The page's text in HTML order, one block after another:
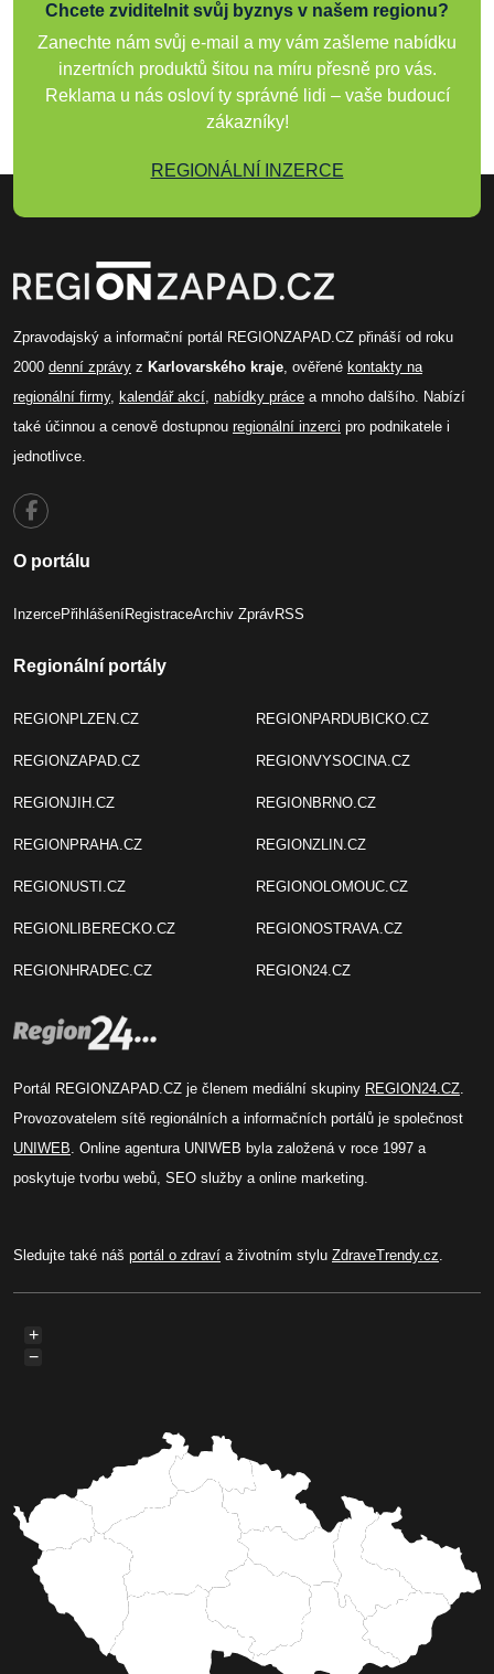
Chcete zviditelnit svůj byznys v našem regionu?
Zanechte nám svůj e-mail a my vám zašleme nabídku
inzertních produktů šitou na míru přesně pro vás.
Reklama u nás osloví ty správné lidi – vaše budoucí
zákazníky!
REGIONÁLNÍ INZERCE
Zpravodajský a informační portál REGIONZAPAD.CZ přináší od roku
2000 denní zprávy z Karlovarského kraje, ověřené kontakty na
regionální firmy, kalendář akcí, nabídky práce a mnoho dalšího. Nabízí
také účinnou a cenově dostupnou regionální inzerci pro podnikatele i
jednotlivce.
O portálu
InzercePřihlášeníRegistraceArchiv ZprávRSS
Regionální portály
REGIONPLZEN.CZ
REGIONZAPAD.CZ
REGIONJIH.CZ
REGIONPRAHA.CZ
REGIONUSTI.CZ
REGIONLIBERECKO.CZ
REGIONHRADEC.CZ
REGIONPARDUBICKO.CZ
REGIONVYSOCINA.CZ
REGIONBRNO.CZ
REGIONZLIN.CZ
REGIONOLOMOUC.CZ
REGIONOSTRAVA.CZ
REGION24.CZ
Portál REGIONZAPAD.CZ je členem mediální skupiny REGION24.CZ.
Provozovatelem sítě regionálních a informačních portálů je společnost
UNIWEB. Online agentura UNIWEB byla založená v roce 1997 a
poskytuje tvorbu webů, SEO služby a online marketing.
Sledujte také náš portál o zdraví a životním stylu ZdraveTrendy.cz.
+
−